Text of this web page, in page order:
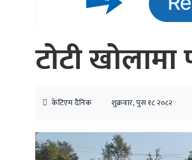
टोटी
केटिएम दैनिक शुक्रवार, पुस १८ २०८२